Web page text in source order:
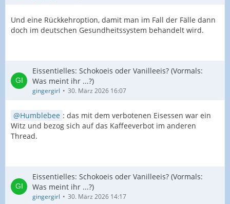
Und eine Rückkehroption, damit man im Fall der Fälle dann
doch im deutschen Gesundheitssystem behandelt wird.
Eissentielles: Schokoeis oder Vanilleeis? (Vormals:
Was meint ihr ...?)
gingergirl 30. März 2026 16:07
Humblebee : das mit dem verbotenen Eisessen war ein
Witz und bezog sich auf das Kaffeeverbot im anderen
Thread.
Eissentielles: Schokoeis oder Vanilleeis? (Vormals:
Was meint ihr ...?)
gingergirl 30. März 2026 14:17